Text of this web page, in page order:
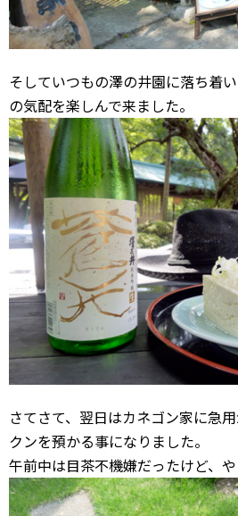
そしていつもの澤の井園に落ち着
の気配を楽しんで来ました。
さてさて、翌日はカネゴン家に急
クンを預かる事になりました。
午前中は目茶不機嫌だったけど、や